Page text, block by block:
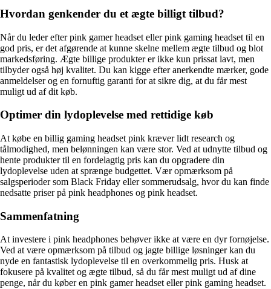
Hvordan genkender du et ægte billigt tilbud?
Når du leder efter pink gamer headset eller pink gaming headset til en
god pris, er det afgørende at kunne skelne mellem ægte tilbud og blot
markedsføring. Ægte billige produkter er ikke kun prissat lavt, men
tilbyder også høj kvalitet. Du kan kigge efter anerkendte mærker, gode
anmeldelser og en fornuftig garanti for at sikre dig, at du får mest
muligt ud af dit køb.
Optimer din lydoplevelse med rettidige køb
At købe en billig gaming headset pink kræver lidt research og
tålmodighed, men belønningen kan være stor. Ved at udnytte tilbud og
hente produkter til en fordelagtig pris kan du opgradere din
lydoplevelse uden at sprænge budgettet. Vær opmærksom på
salgsperioder som Black Friday eller sommerudsalg, hvor du kan finde
nedsatte priser på pink headphones og pink headset.
Sammenfatning
At investere i pink headphones behøver ikke at være en dyr fornøjelse.
Ved at være opmærksom på tilbud og jagte billige løsninger kan du
nyde en fantastisk lydoplevelse til en overkommelig pris. Husk at
fokusere på kvalitet og ægte tilbud, så du får mest muligt ud af dine
penge, når du køber en pink gamer headset eller pink gaming headset.